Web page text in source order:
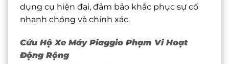
dụng cụ hiện đại, đảm bảo khắc phục sự cố
nhanh chóng và chính xác.
Cứu Hộ Xe Máy Piaggio Phạm Vi Hoạt
Động Rộng